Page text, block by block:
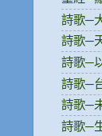
詩歌─
詩歌─
詩歌─
詩歌─
詩歌─
詩歌─